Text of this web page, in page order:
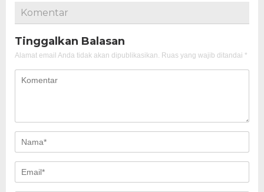
Komentar
Tinggalkan Balasan
Alamat email Anda tidak akan dipublikasikan. Ruas yang wajib ditandai *